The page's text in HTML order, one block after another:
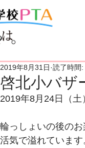
啓北小バザ
2019年8月31日 読了時間
2019年8月24日（
輪っしょいの後の
活気で溢れています